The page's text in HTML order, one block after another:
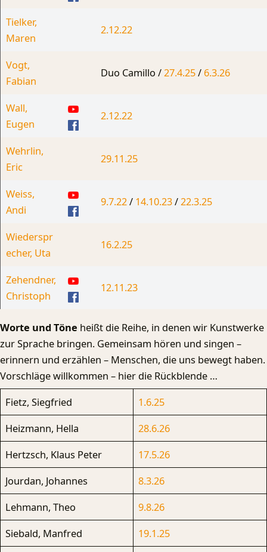
Tielker,
Maren
2.12.22
Vogt,
Fabian
Duo Camillo /27.4.25/ 6.3.26
Wall,
Eugen
2.12.22
Wehrlin,
Eric
29.11.25
Weiss,
Andi
9.7.22/ 14.10.23/22.3.25
Wiederspr
echer, Uta
16.2.25
Zehendner,
Christoph
12.11.23
Worte und Töne heißt die Reihe, in denen wir Kunstwerke
zur Sprache bringen. Gemeinsam hören und singen –
erinnern und erzählen – Menschen, die uns bewegt haben.
Vorschläge willkommen – hier die Rückblende …
Fietz, Siegfried
1.6.25
Heizmann, Hella
28.6.26
Hertzsch, Klaus Peter
17.5.26
Jourdan, Johannes
8.3.26
Lehmann, Theo
9.8.26
Siebald, Manfred
19.1.25